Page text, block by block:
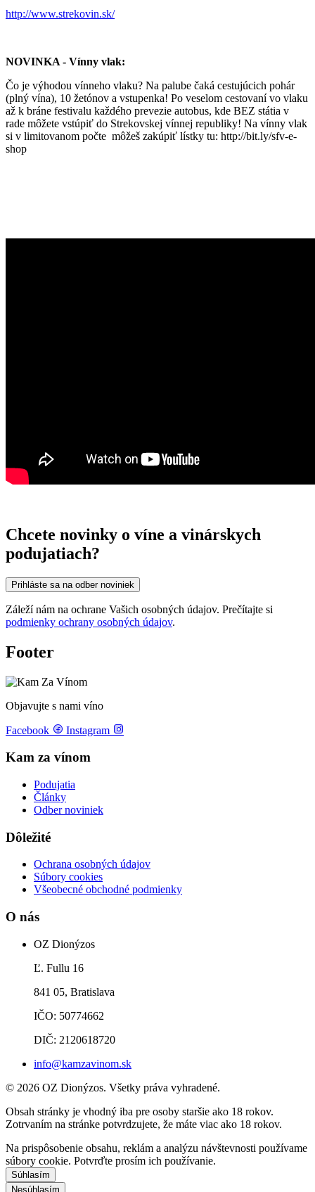
http://www.strekovin.sk/
NOVINKA - Vínny vlak:
Čo je výhodou vínneho vlaku? Na palube čaká cestujúcich pohár
(plný vína), 10 žetónov a vstupenka! Po veselom cestovaní vo vlaku
až k bráne festivalu každého prevezie autobus, kde BEZ státia v
rade môžete vstúpiť do Strekovskej vínnej republiky! Na vínny vlak
si v limitovanom počte môžeš zakúpiť lístky tu: http://bit.ly/sfv-e-
shop
Chcete novinky o víne a vinárskych
podujatiach?
Prihláste sa na odber noviniek
Záleží nám na ochrane Vašich osobných údajov. Prečítajte si
podmienky ochrany osobných údajov.
Footer
Objavujte s nami víno
Facebook Instagram
Kam za vínom
Podujatia
Články
Odber noviniek
Dôležité
Ochrana osobných údajov
Súbory cookies
Všeobecné obchodné podmienky
O nás
OZ Dionýzos
Ľ. Fullu 16
841 05, Bratislava
IČO: 50774662
DIČ: 2120618720
info@kamzavinom.sk
© 2026 OZ Dionýzos. Všetky práva vyhradené.
Obsah stránky je vhodný iba pre osoby staršie ako 18 rokov.
Zotrvaním na stránke potvrdzujete, že máte viac ako 18 rokov.
Na prispôsobenie obsahu, reklám a analýzu návštevnosti používame
súbory cookie. Potvrďte prosím ich používanie.
Súhlasím
Nesúhlasím